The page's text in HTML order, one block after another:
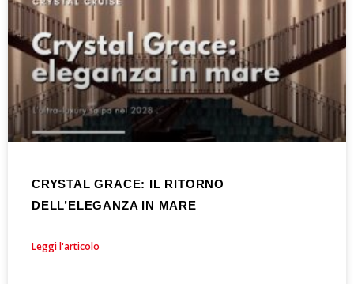
CRYSTAL GRACE: IL RITORNO
DELL’ELEGANZA IN MARE
Leggi l'articolo